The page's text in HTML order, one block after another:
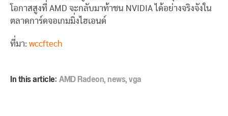
โอกาสสูงที่ AMD จะกลับมาท้าชน NVIDIA ได้อย่างจริงจังใน
ตลาดการ์ดจอเกมมิ่งไฮเอนด์
ที่มา: wccftech
In this article:AMD Radeon,news,vga